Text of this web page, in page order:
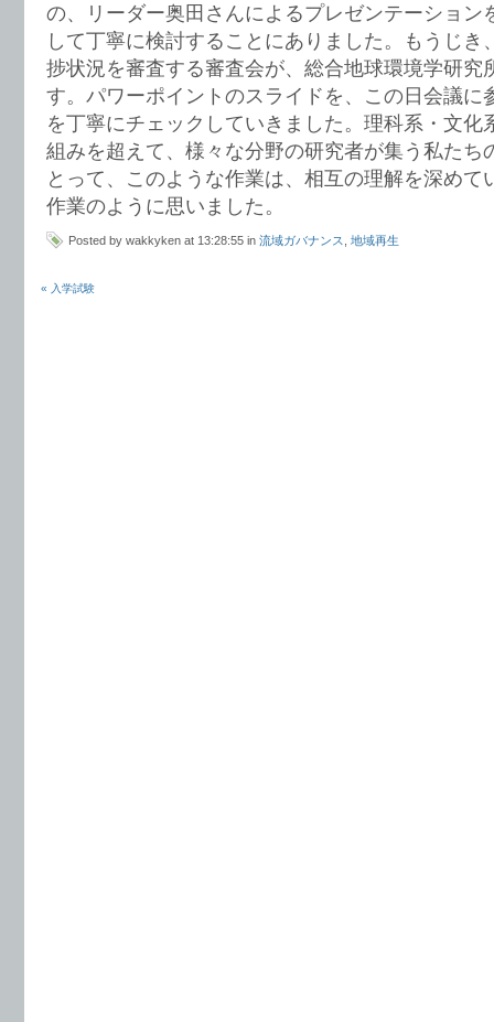
の、リーダー奥田さんによるプレゼンテーション
して丁寧に検討することにありました。もうじき
捗状況を審査する審査会が、総合地球環境学研究
す。パワーポイントのスライドを、この日会議に
を丁寧にチェックしていきました。理科系・文化
組みを超えて、様々な分野の研究者が集う私たち
とって、このような作業は、相互の理解を深めて
作業のように思いました。
Posted by wakkyken at 13:28:55 in 流域ガバナンス 地域再生
« 入学試験